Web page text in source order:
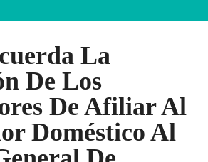
La
De Los
De Afiliar Al
Doméstico Al